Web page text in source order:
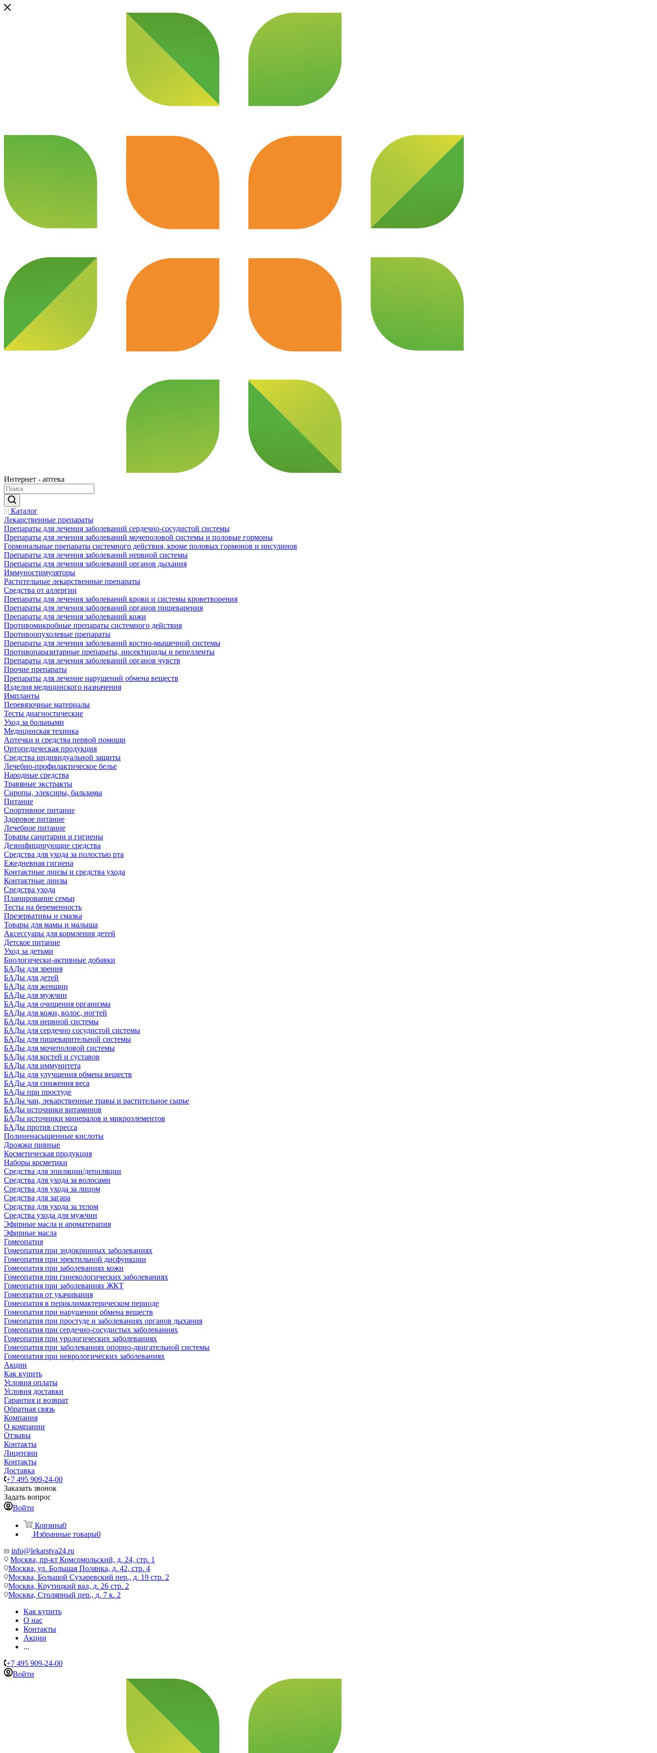
Интернет - аптека
Каталог
Лекарственные препараты
Препараты для лечения заболеваний сердечно-сосудистой системы
Препараты для лечения заболеваний мочеполовой системы и половые гормоны
Гормональные препараты системного действия, кроме половых гормонов и инсулинов
Препараты для лечения заболеваний нервной системы
Препараты для лечения заболеваний органов дыхания
Иммуностимуляторы
Растительные лекарственные препараты
Средства от аллергии
Препараты для лечения заболеваний крови и системы кроветворения
Препараты для лечения заболеваний органов пищеварения
Препараты для лечения заболеваний кожи
Противомикробные препараты системного действия
Противоопухолевые препараты
Препараты для лечения заболеваний костно-мышечной системы
Противопаразитарные препараты, инсектициды и репелленты
Препараты для лечения заболеваний органов чувств
Прочие препараты
Препараты для лечение нарушений обмена веществ
Изделия медицинского назначения
Импланты
Перевязочные материалы
Тесты диагностические
Уход за больными
Медицинская техника
Аптечки и средства первой помощи
Ортопедическая продукция
Средства индивидуальной защиты
Лечебно-профилактическое белье
Народные средства
Травяные экстракты
Сиропы, элексиры, бальзамы
Питание
Спортивное питание
Здоровое питание
Лечебное питание
Товары санитарии и гигиены
Дезинфицирующие средства
Средства для ухода за полостью рта
Ежедневная гигиена
Контактные линзы и средства ухода
Контактные линзы
Средства ухода
Планирование семьи
Тесты на беременность
Презервативы и смазка
Товары для мамы и малыша
Аксессуары для кормления детей
Детское питание
Уход за детьми
Биологически-активные добавки
БАДы для зрения
БАДы для детей
БАДы для женщин
БАДы для мужчин
БАДы для очищения организма
БАДы для кожи, волос, ногтей
БАДы для нервной системы
БАДы для сердечно сосудистой системы
БАДы для пищеварительной системы
БАДы для мочеполовой системы
БАДы для костей и суставов
БАДы для иммунитета
БАДы для улучшения обмена веществ
БАДы для снижения веса
БАДы при простуде
БАДы чаи, лекарственные травы и растительное сырье
БАДы источники витаминов
БАДы источники минералов и микроэлементов
БАДы против стресса
Полиненасыщенные кислоты
Дрожжи пивные
Косметическая продукция
Наборы косметики
Средства для эпиляции/депиляции
Средства для ухода за волосами
Средства для ухода за лицом
Средства для загара
Средства для ухода за телом
Средства ухода для мужчин
Эфирные масла и ароматерапия
Эфирные масла
Гомеопатия
Гомеопатия при эндокринных заболеваниях
Гомеопатия при эректильной дисфункции
Гомеопатия при заболеваниях кожи
Гомеопатия при гинекологических заболеваниях
Гомеопатия при заболеваниях ЖКТ
Гомеопатия от укачивания
Гомеопатия в периклимактерическом периоде
Гомеопатия при нарушении обмена веществ
Гомеопатия при простуде и заболеваниях органов дыхания
Гомеопатия при сердечно-сосудистых заболеваниях
Гомеопатия при урологических заболеваниях
Гомеопатия при заболеваниях опорно-двигательной системы
Гомеопатия при неврологических заболеваниях
Акции
Как купить
Условия оплаты
Условия доставки
Гарантия и возврат
Обратная связь
Компания
О компании
Отзывы
Контакты
Лицензии
Контакты
Доставка
+7 495 909-24-00
Заказать звонок
Задать вопрос
Войти
Корзина0
Избранные товары0
info@lekarstva24.ru
Москва, пр-кт Комсомольский, д. 24, стр. 1
Москва, ул. Большая Полянка, д. 42, стр. 4
Москва, Большой Сухаревский пер., д. 19 стр. 2
Москва, Крутицкий вал, д. 26 стр. 2
Москва, Столярный пер., д. 7 к. 2
Как купить
О нас
Контакты
Акции
...
+7 495 909-24-00
Войти